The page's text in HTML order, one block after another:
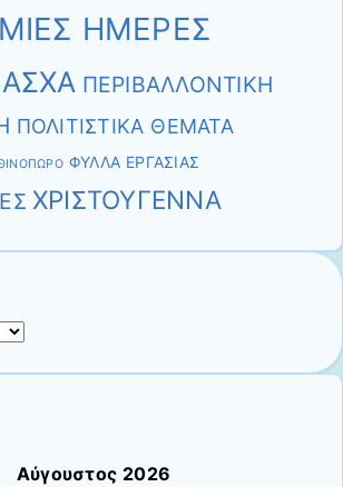
ΗΜΕΡΕΣ
ΠΕΡΙΒΑΛΛΟΝΤΙΚΗ
ΠΟΛΙΤΙΣΤΙΚΑ ΘΕΜΑΤΑ
ΦΥΛΛΑ ΕΡΓΑΣΙΑΣ
ΧΡΙΣΤΟΥΓΕΝΝΑ
Αύγουστος 2026